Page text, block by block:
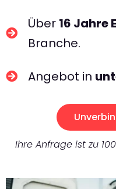
Über 16 Jahre
Branche.
Angebot in
Ihre Anfrage ist zu